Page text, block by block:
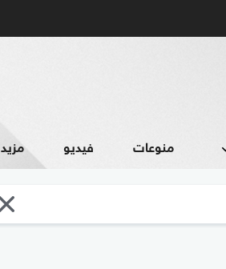
منوعات فيديو مزيد